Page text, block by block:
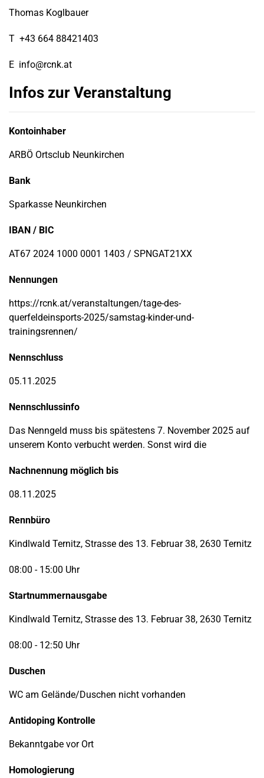
Thomas Koglbauer
T +43 664 88421403
E info@rcnk.at
Infos zur Veranstaltung
Kontoinhaber
ARBÖ Ortsclub Neunkirchen
Bank
Sparkasse Neunkirchen
IBAN / BIC
AT67 2024 1000 0001 1403 / SPNGAT21XX
Nennungen
https://rcnk.at/veranstaltungen/tage-des-
querfeldeinsports-2025/samstag-kinder-und-
trainingsrennen/
Nennschluss
05.11.2025
Nennschlussinfo
Das Nenngeld muss bis spätestens 7. November 2025 auf
unserem Konto verbucht werden. Sonst wird die
Nachnennung möglich bis
08.11.2025
Rennbüro
Kindlwald Ternitz, Strasse des 13. Februar 38, 2630 Ternitz
08:00 - 15:00 Uhr
Startnummernausgabe
Kindlwald Ternitz, Strasse des 13. Februar 38, 2630 Ternitz
08:00 - 12:50 Uhr
Duschen
WC am Gelände/Duschen nicht vorhanden
Antidoping Kontrolle
Bekanntgabe vor Ort
Homologierung